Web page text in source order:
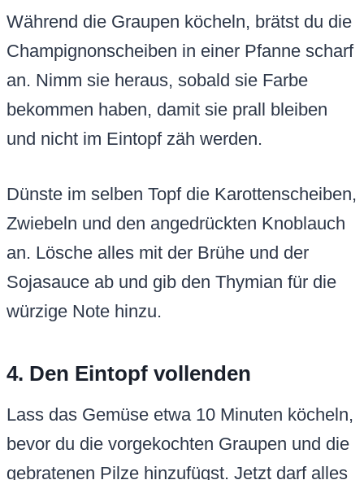
Während die Graupen köcheln, brätst du die
Champignonscheiben in einer Pfanne scharf
an. Nimm sie heraus, sobald sie Farbe
bekommen haben, damit sie prall bleiben
und nicht im Eintopf zäh werden.
Dünste im selben Topf die Karottenscheiben,
Zwiebeln und den angedrückten Knoblauch
an. Lösche alles mit der Brühe und der
Sojasauce ab und gib den Thymian für die
würzige Note hinzu.
4. Den Eintopf vollenden
Lass das Gemüse etwa 10 Minuten köcheln,
bevor du die vorgekochten Graupen und die
gebratenen Pilze hinzufügst. Jetzt darf alles